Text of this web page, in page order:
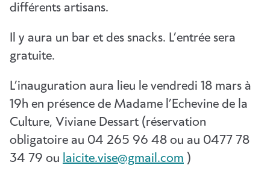
différents artisans.
Il y aura un bar et des snacks. L’entrée sera
gratuite.
L’inauguration aura lieu le vendredi 18 mars à
19h en présence de Madame l’Echevine de la
Culture, Viviane Dessart (réservation
obligatoire au 04 265 96 48 ou au 0477 78
34 79 ou laicite.vise@gmail.com )